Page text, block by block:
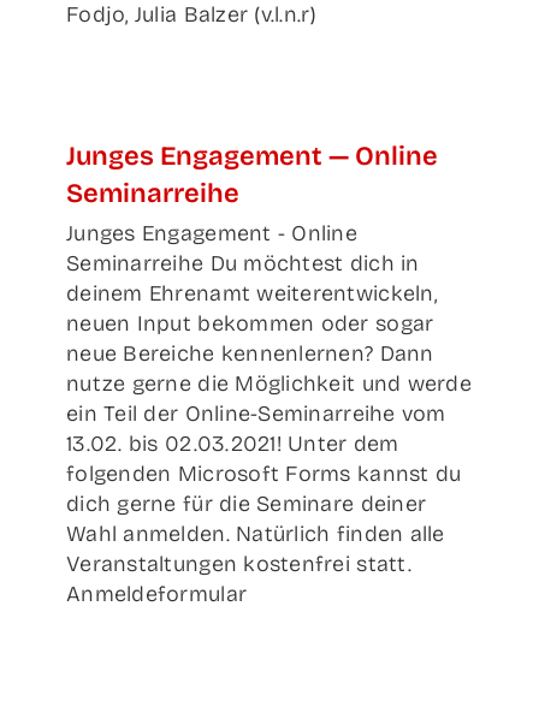
Fodjo, Julia Balzer (v.l.n.r)
Jun­ges Enga­ge­ment — Online
Seminarreihe
Junges Engagement - Online
Seminarreihe Du möchtest dich in
deinem Ehrenamt weiterentwickeln,
neuen Input bekommen oder sogar
neue Bereiche kennenlernen? Dann
nutze gerne die Möglichkeit und werde
ein Teil der Online-Seminarreihe vom
13.02. bis 02.03.2021! Unter dem
folgenden Microsoft Forms kannst du
dich gerne für die Seminare deiner
Wahl anmelden. Natürlich finden alle
Veranstaltungen kostenfrei statt.
Anmeldeformular